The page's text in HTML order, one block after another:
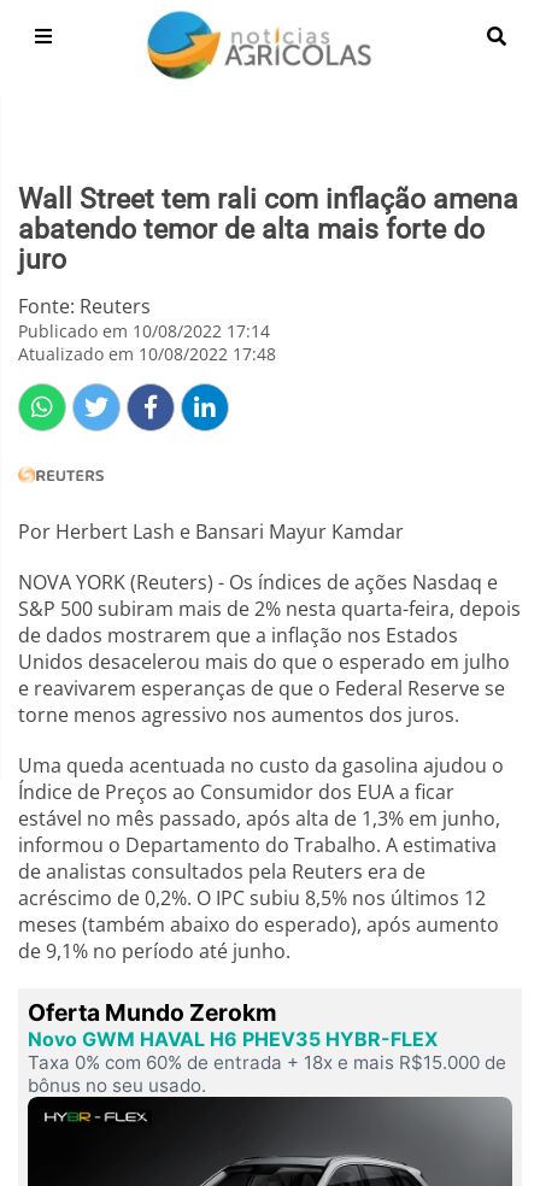
Wall Street tem rali com inflação amena
abatendo temor de alta mais forte do
juro
Fonte: Reuters
Publicado em 10/08/2022 17:14
Atualizado em 10/08/2022 17:48
Por Herbert Lash e Bansari Mayur Kamdar
NOVA YORK (Reuters) - Os índices de ações Nasdaq e
S&P 500 subiram mais de 2% nesta quarta-feira, depois
de dados mostrarem que a inflação nos Estados
Unidos desacelerou mais do que o esperado em julho
e reavivarem esperanças de que o Federal Reserve se
torne menos agressivo nos aumentos dos juros.
Uma queda acentuada no custo da gasolina ajudou o
Índice de Preços ao Consumidor dos EUA a ficar
estável no mês passado, após alta de 1,3% em junho,
informou o Departamento do Trabalho. A estimativa
de analistas consultados pela Reuters era de
acréscimo de 0,2%. O IPC subiu 8,5% nos últimos 12
meses (também abaixo do esperado), após aumento
de 9,1% no período até junho.